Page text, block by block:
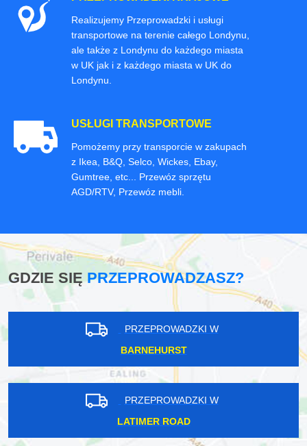
Realizujemy Przeprowadzki i usługi
transportowe na terenie całego Londynu,
ale także z Londynu do każdego miasta
w UK jak i z każdego miasta w UK do
Londynu.
USŁUGI TRANSPORTOWE
Pomożemy przy transporcie w zakupach
z Ikea, B&Q, Selco, Wickes, Ebay,
Gumtree, etc... Przewóz sprzętu
AGD/RTV, Przewóz mebli.
GDZIE SIĘPRZEPROWADZASZ?
PRZEPROWADZKI W
BARNEHURST
PRZEPROWADZKI W
LATIMER ROAD